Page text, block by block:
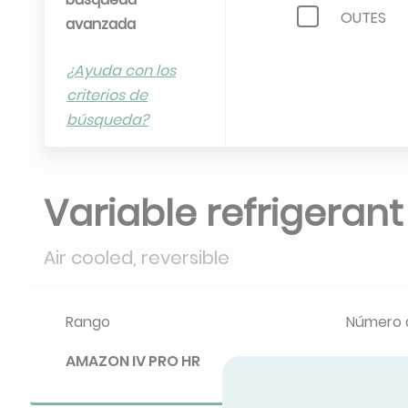
avanzada
¿Ayuda con los
criterios de
búsqueda?
OUTES
Variable
Air cooled, reversible
Rango
AMAZON IV PRO HR
Número
16.12.022